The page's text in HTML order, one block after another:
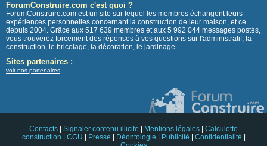
ForumConstruire.com c'est quoi ?
ForumConstruire.com est un site sur lequel les membres échangent leurs
expériences personnelles concernant la construction de leur maison, et ce
depuis 2004. Grâce aux 517 639 membres et aux 5 992 044 messages postés,
vous trouverez forcement des réponses à vos questions sur l'administratif, la
construction, le bricolage, la décoration, le jardinage ...
Sites partenaires :
voir nos partenaires
Contacts Signaler contenu illicite Mentions légales
Calculette
construction
CGU Presse Déontologie Publicité Confidentialité